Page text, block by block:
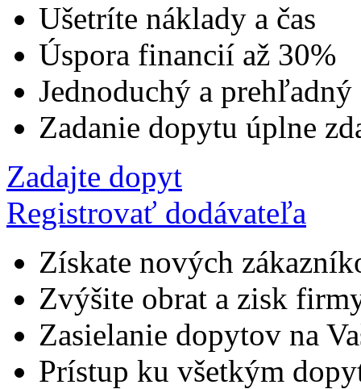
Ušetríte náklady a čas
Úspora financií až 30%
Jednoduchý a prehľadný
Zadanie dopytu úplne
Zadajte dopyt
Registrovať dodávateľa
Získate nových
Zvýšite obrat a zisk
Zasielanie dopytov na
Prístup ku všetkým